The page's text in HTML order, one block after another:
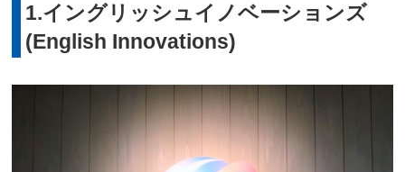
1.イングリッシュイノベーションズ
(English Innovations)